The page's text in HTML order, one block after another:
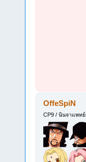
OffeSpiN
CP9 / นินจาแพทย์